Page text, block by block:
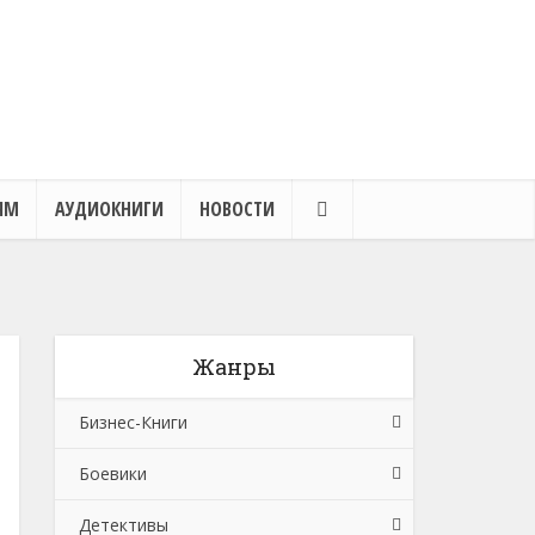
АУДИОКНИГИ НОВОСТИ
Жанры
Бизнес-Книги
Банковское дело
Бухучет, налогообложение, аудит
Боевики
Боевики: Прочее
Детективы